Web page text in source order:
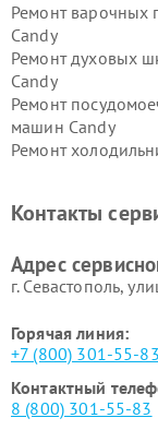
Ремонт варочных
Candy
Ремонт духовых
Candy
Ремонт
машин Candy
Ремонт
Контакты
Адрес
г. Севастополь,
Горячая линия:
+7 (800) 301-55-83
Контактный
8 (800) 301-55-83